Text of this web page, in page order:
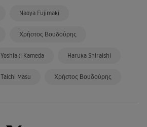
Naoya Fujimaki
Χρήστος Βουδούρης
Yoshiaki Kameda Haruka Shiraishi
Taichi Masu Χρήστος Βουδούρης